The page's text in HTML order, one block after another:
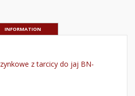
INFORMATION
z tarcicy do jaj BN-